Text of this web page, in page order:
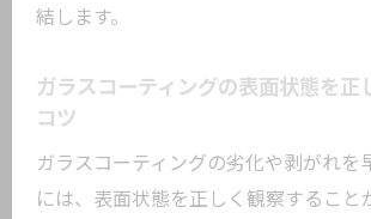
結します。
ガラスコーティングの表面状態を正
コツ
ガラスコーティングの劣化や剥がれを
には、表面状態を正しく観察すること